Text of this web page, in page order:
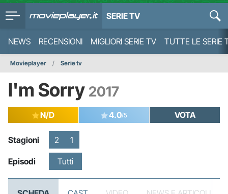
SERIE TV
NEWS RECENSIONI MIGLIORI SERIE TV TUTTE LE SERIE
Movieplayer Serie tv
I'm Sorry 2017
N/D 4.0/5 VOTA
Stagioni 2 1
Episodi Tutti